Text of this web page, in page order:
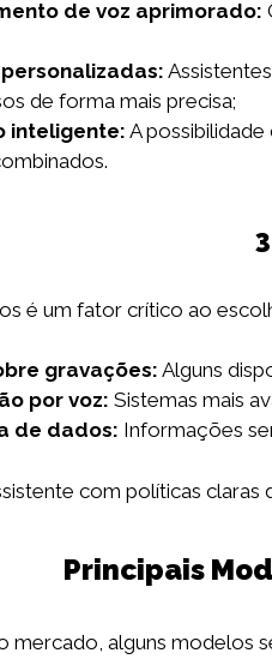
de voz aprimorado:
de forma mais precisa;
inteligente:A
é um fator crítico ao
gravações:Alguns
por voz: Sistemas mais
de dados: Informações
com políticas
Principais
mercado, alguns modelos